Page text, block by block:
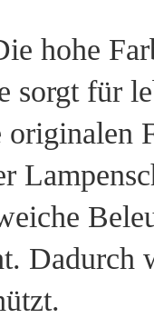
hohe
sorgt für
Dadurch